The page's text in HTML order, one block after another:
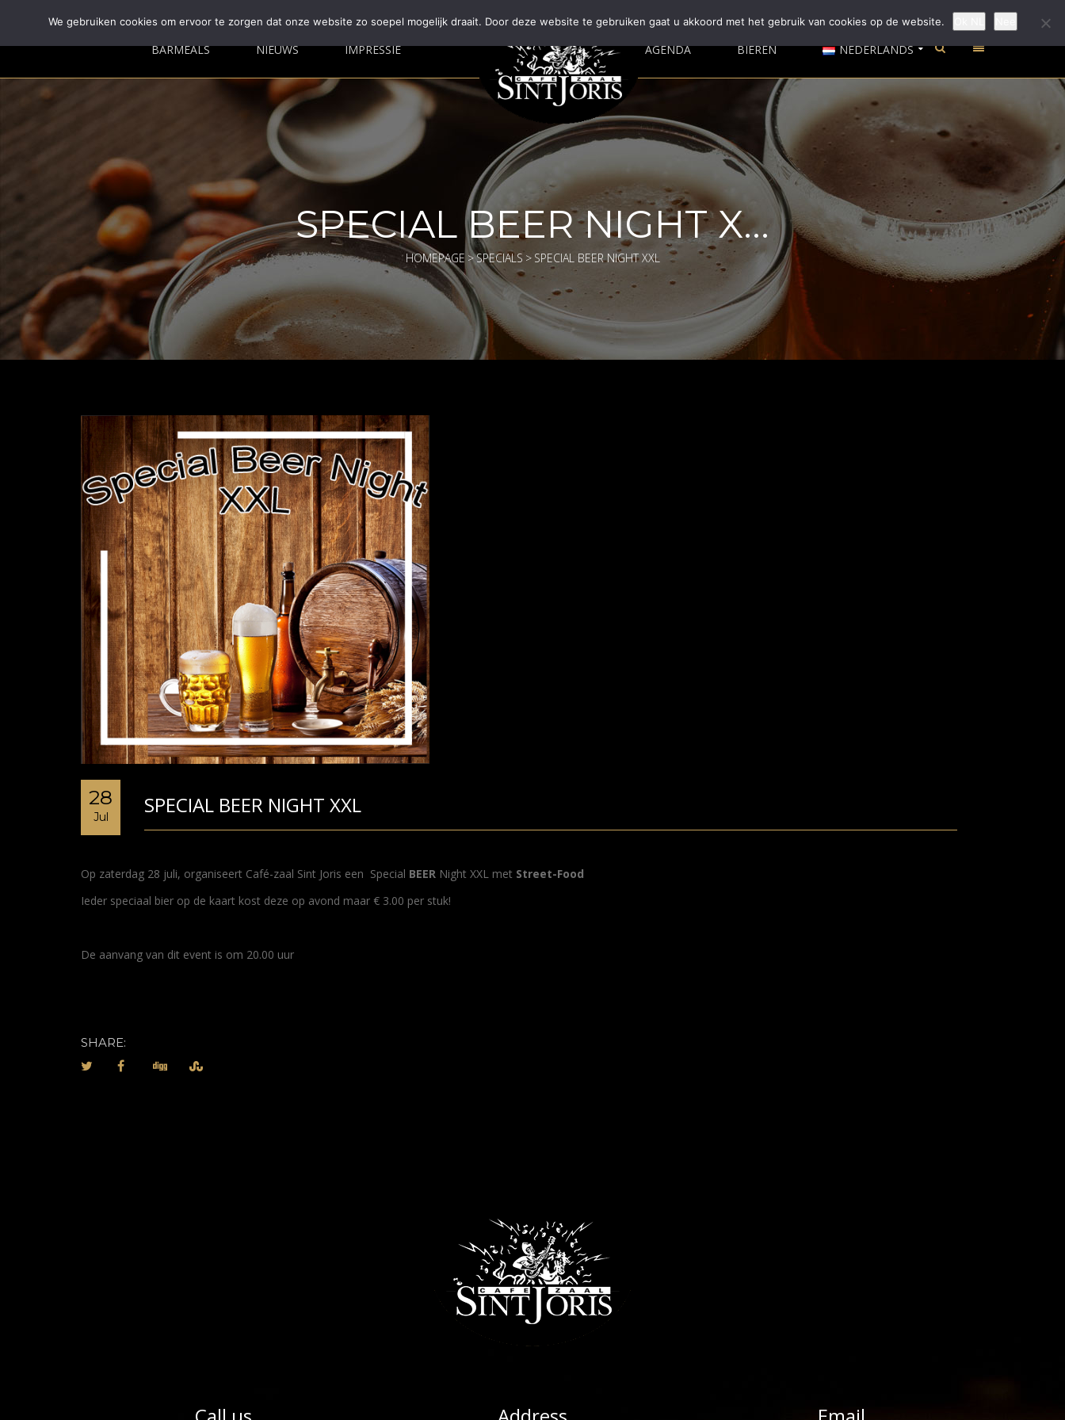
BARMEALS NIEUWS IMPRESSIE AGENDA BIEREN NEDERLANDS
SPECIAL BEER NIGHT X...
HOMEPAGE >SPECIALS > SPECIAL BEER NIGHT XXL
28
Jul SPECIAL BEER NIGHT XXL
Op zaterdag 28 juli, organiseert Café-zaal Sint Joris een Special BEER Night XXL met Street-Food
Ieder speciaal bier op de kaart kost deze op avond maar € 3.00 per stuk!
De aanvang van dit event is om 20.00 uur
SHARE:
We gebruiken cookies om ervoor te zorgen dat onze website zo soepel mogelijk draait. Door deze website te gebruiken gaat u akkoord met het gebruik van cookies op de website.